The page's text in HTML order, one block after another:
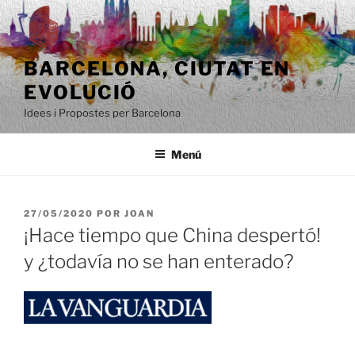
Saltar
al
contenido
BARCELONA, ​​CIUTAT EN
EVOLUCIÓ
Idees i Propostes per Barcelona
Menú
PUBLICADO
EL
27/05/2020 POR JOAN
¡Hace tiempo que China despertó!
y ¿todavía no se han enterado?